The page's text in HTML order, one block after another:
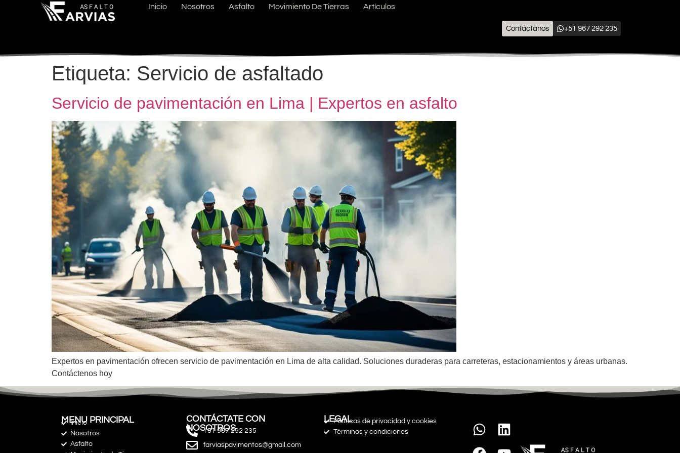
Inicio Nosotros Asfalto Movimiento De Tierras Artículos
Contáctanos +51 967 292 235
Etiqueta: Servicio de asfaltado
Servicio de pavimentación en Lima | Expertos en asfalto
Expertos en pavimentación ofrecen servicio de pavimentación en Lima de alta calidad. Soluciones duraderas para carreteras, estacionamientos y áreas urbanas.
Contáctenos hoy
MENU PRINCIPAL
Inicio
Nosotros
Asfalto
CONTÁCTATE CON
NOSOTROS
+51 967 292 235
farviaspavimentos@gmail.com
Políticas de privacidad y cookies
Términos y condiciones
LEGAL